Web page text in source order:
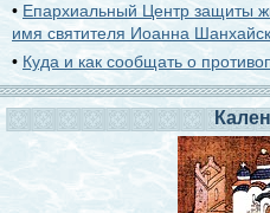
• Епархиальный Центр защиты
имя святителя Иоанна
• Куда и как сообщать о